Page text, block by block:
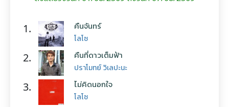
1. คืนจันทร์
โลโซ
2. คืนที่ดาวเต็มฟ้า
ปราโมทย์ วิเลปะนะ
3. ไม่คิดนอกใจ
โลโซ